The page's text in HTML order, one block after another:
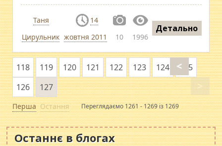
Таня
Цирульник
14
жовтня 2011
10 1996
Детально
Перша
<
118 119 120 121 122 123 124
125
126
127 >
Остання Переглядаємо 1261 - 1269 із 1269
Останнє в блогах